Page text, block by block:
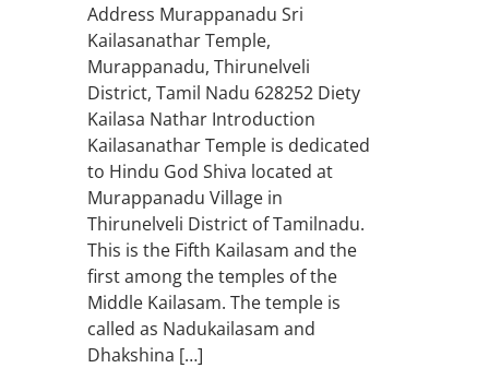
Address Murappanadu Sri
Kailasanathar Temple,
Murappanadu, Thirunelveli
District, Tamil Nadu 628252 Diety
Kailasa Nathar Introduction
Kailasanathar Temple is dedicated
to Hindu God Shiva located at
Murappanadu Village in
Thirunelveli District of Tamilnadu.
This is the Fifth Kailasam and the
first among the temples of the
Middle Kailasam. The temple is
called as Nadukailasam and
Dhakshina […]